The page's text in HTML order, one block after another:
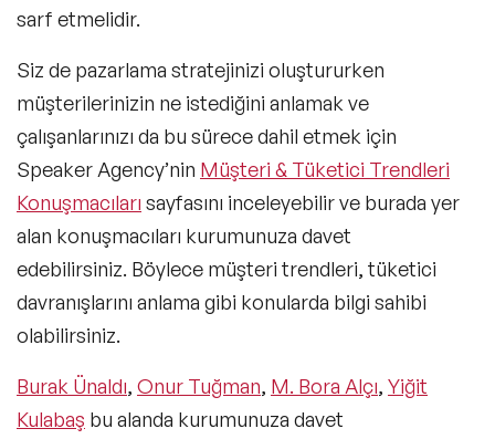
sarf etmelidir.
Siz de pazarlama stratejinizi oluştururken
müşterilerinizin ne istediğini anlamak ve
çalışanlarınızı da bu sürece dahil etmek için
Speaker Agency’nin Müşteri & Tüketici Trendleri
Konuşmacıları sayfasını inceleyebilir ve burada yer
alan konuşmacıları kurumunuza davet
edebilirsiniz. Böylece müşteri trendleri, tüketici
davranışlarını anlama gibi konularda bilgi sahibi
olabilirsiniz.
Burak Ünaldı, Onur Tuğman, M. Bora Alçı, Yiğit
Kulabaş bu alanda kurumunuza davet